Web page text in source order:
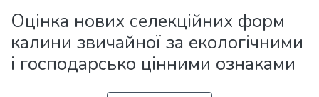
Statistics
Оцінка нових селекційних форм
калини звичайної за екологічними
і господарсько цінними ознаками